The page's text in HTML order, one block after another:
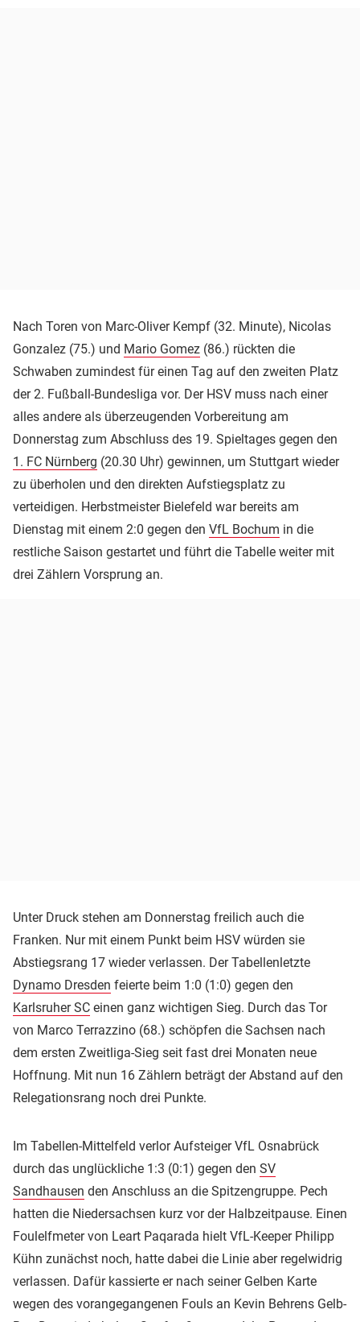
Nach Toren von Marc-Oliver Kempf (32. Minute), Nicolas
Gonzalez (75.) und Mario Gomez (86.) rückten die
Schwaben zumindest für einen Tag auf den zweiten Platz
der 2. Fußball-Bundesliga vor. Der HSV muss nach einer
alles andere als überzeugenden Vorbereitung am
Donnerstag zum Abschluss des 19. Spieltages gegen den
1. FC Nürnberg (20.30 Uhr) gewinnen, um Stuttgart wieder
zu überholen und den direkten Aufstiegsplatz zu
verteidigen. Herbstmeister Bielefeld war bereits am
Dienstag mit einem 2:0 gegen den VfL Bochum in die
restliche Saison gestartet und führt die Tabelle weiter mit
drei Zählern Vorsprung an.
Unter Druck stehen am Donnerstag freilich auch die
Franken. Nur mit einem Punkt beim HSV würden sie
Abstiegsrang 17 wieder verlassen. Der Tabellenletzte
Dynamo Dresden feierte beim 1:0 (1:0) gegen den
Karlsruher SC einen ganz wichtigen Sieg. Durch das Tor
von Marco Terrazzino (68.) schöpfen die Sachsen nach
dem ersten Zweitliga-Sieg seit fast drei Monaten neue
Hoffnung. Mit nun 16 Zählern beträgt der Abstand auf den
Relegationsrang noch drei Punkte.
Im Tabellen-Mittelfeld verlor Aufsteiger VfL Osnabrück
durch das unglückliche 1:3 (0:1) gegen den SV
Sandhausen den Anschluss an die Spitzengruppe. Pech
hatten die Niedersachsen kurz vor der Halbzeitpause. Einen
Foulelfmeter von Leart Paqarada hielt VfL-Keeper Philipp
Kühn zunächst noch, hatte dabei die Linie aber regelwidrig
verlassen. Dafür kassierte er nach seiner Gelben Karte
wegen des vorangegangenen Fouls an Kevin Behrens Gelb-